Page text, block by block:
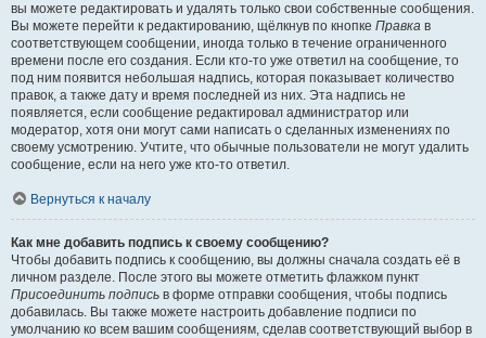
вы можете редактировать и удалять только свои собственные сообщения.
Вы можете перейти к редактированию, щёлкнув по кнопке Правка в
соответствующем сообщении, иногда только в течение ограниченного
времени после его создания. Если кто-то уже ответил на сообщение, то
под ним появится небольшая надпись, которая показывает количество
правок, а также дату и время последней из них. Эта надпись не
появляется, если сообщение редактировал администратор или
модератор, хотя они могут сами написать о сделанных изменениях по
своему усмотрению. Учтите, что обычные пользователи не могут удалить
сообщение, если на него уже кто-то ответил.
Вернуться к началу
Как мне добавить подпись к своему сообщению?
Чтобы добавить подпись к сообщению, вы должны сначала создать её в
личном разделе. После этого вы можете отметить флажком пункт
Присоединить подпись в форме отправки сообщения, чтобы подпись
добавилась. Вы также можете настроить добавление подписи по
умолчанию ко всем вашим сообщениям, сделав соответствующий выбор в